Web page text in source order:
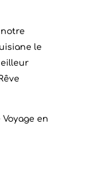
notre
le
en